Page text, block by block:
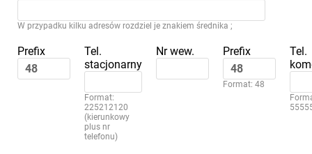
W przypadku kilku adresów rozdziel je znakiem średnika ;
Prefix
Tel.
stacjonarny
Format:
225212120
(kierunkowy
plus nr
telefonu)
Nr wew. Prefix
Format: 48
Tel.